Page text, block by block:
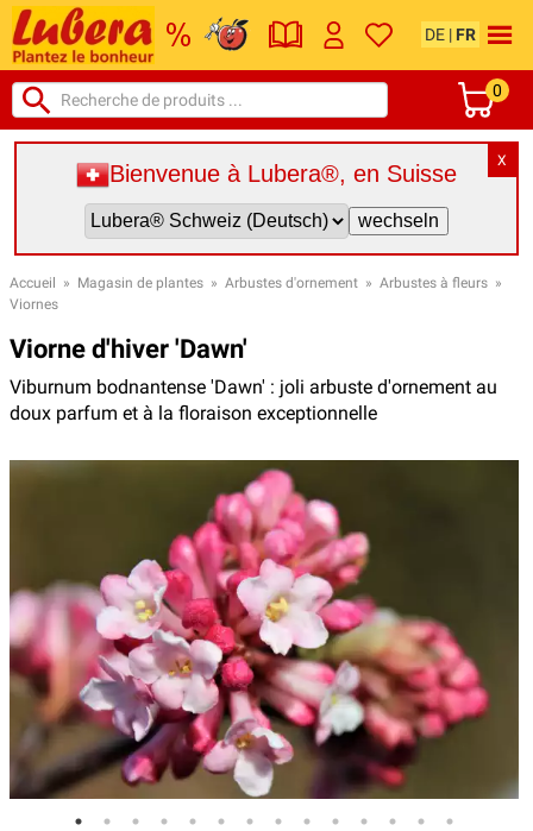
DE | FR
0
X
Bienvenue à Lubera®, en Suisse
Accueil » Magasin de plantes » Arbustes d'ornement » Arbustes à fleurs »
Viornes
Viorne d'hiver 'Dawn'
Viburnum bodnantense 'Dawn' : joli arbuste d'ornement au
doux parfum et à la floraison exceptionnelle